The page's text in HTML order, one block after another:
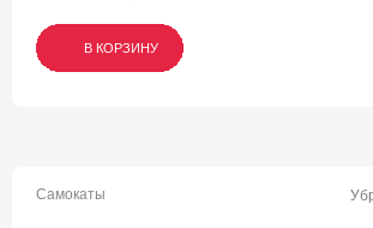
В КОРЗИНУ
В КОРЗИНУ
В КОРЗИНУ
Самокаты